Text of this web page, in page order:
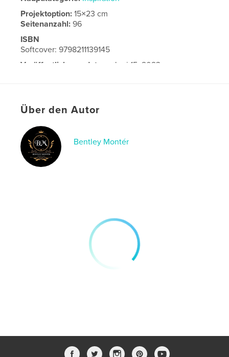
Projektoption:15×23 cm
Seitenanzahl:96
ISBN
Softcover: 9798211139145
Veröffentlichungsdatum:
Juni 15, 2023
Über den Autor
Bentley Montér
Bücher von Bentley
Montér